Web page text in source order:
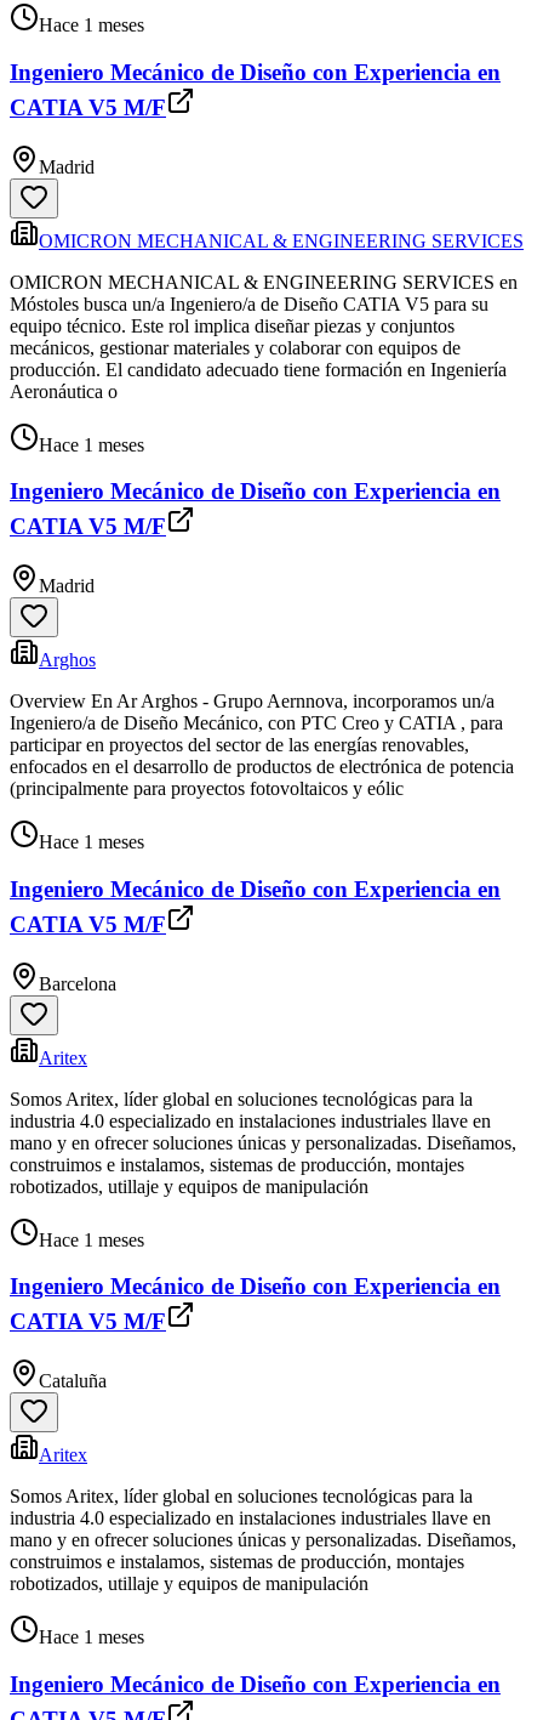
Hace 1 meses
Ingeniero Mecánico de Diseño con Experiencia en
CATIA V5 M/F
Madrid
OMICRON MECHANICAL & ENGINEERING SERVICES
OMICRON MECHANICAL & ENGINEERING SERVICES en
Móstoles busca un/a Ingeniero/a de Diseño CATIA V5 para su
equipo técnico. Este rol implica diseñar piezas y conjuntos
mecánicos, gestionar materiales y colaborar con equipos de
producción. El candidato adecuado tiene formación en Ingeniería
Aeronáutica o
Hace 1 meses
Ingeniero Mecánico de Diseño con Experiencia en
CATIA V5 M/F
Madrid
Arghos
Overview En Ar Arghos - Grupo Aernnova, incorporamos un/a
Ingeniero/a de Diseño Mecánico, con PTC Creo y CATIA , para
participar en proyectos del sector de las energías renovables,
enfocados en el desarrollo de productos de electrónica de potencia
(principalmente para proyectos fotovoltaicos y eólic
Hace 1 meses
Ingeniero Mecánico de Diseño con Experiencia en
CATIA V5 M/F
Barcelona
Aritex
Somos Aritex, líder global en soluciones tecnológicas para la
industria 4.0 especializado en instalaciones industriales llave en
mano y en ofrecer soluciones únicas y personalizadas. Diseñamos,
construimos e instalamos, sistemas de producción, montajes
robotizados, utillaje y equipos de manipulación
Hace 1 meses
Ingeniero Mecánico de Diseño con Experiencia en
CATIA V5 M/F
Cataluña
Aritex
Somos Aritex, líder global en soluciones tecnológicas para la
industria 4.0 especializado en instalaciones industriales llave en
mano y en ofrecer soluciones únicas y personalizadas. Diseñamos,
construimos e instalamos, sistemas de producción, montajes
robotizados, utillaje y equipos de manipulación
Hace 1 meses
Ingeniero Mecánico de Diseño con Experiencia en